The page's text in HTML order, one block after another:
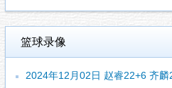
篮球录像
2024年12月02日 赵睿22+6 齐麟20分 吴前